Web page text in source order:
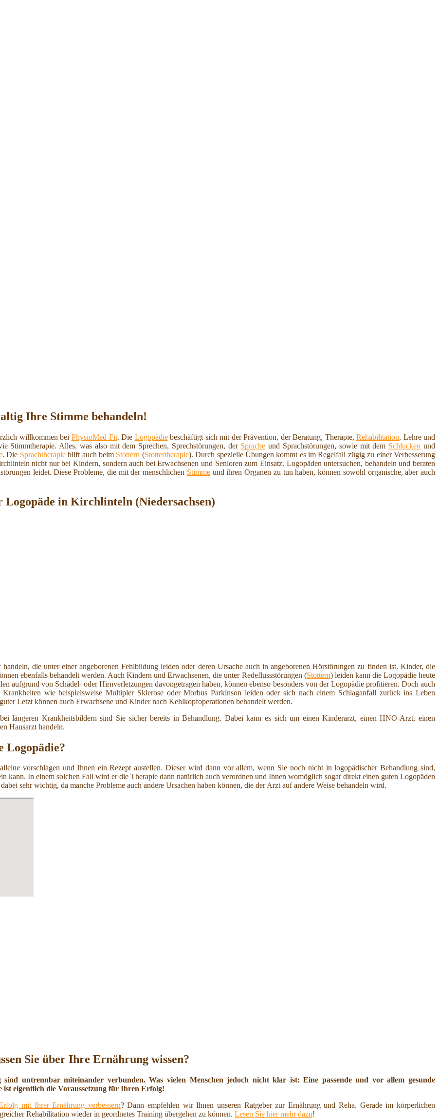
Ihre Stimme behandeln!
willkommen bei PhysioMed-Fit. Die Logopädiebeschäftigt sich mit der Prävention, der Beratung, Therapie, Rehabilitation, Lehre und
Stimmtherapie. Alles, was also mit dem Sprechen, Sprechstörungen, der Sprache und Sprachstörungen, sowie mit dem Schlucken und
. Die Sprachtherapiehilft auch beim Stottern (Stottertherapie). Durch spezielle Übungen kommt es im Regelfall zügig zu einer Verbesserung
nicht nur bei Kindern, sondern auch bei Erwachsenen und Senioren zum Einsatz. Logopäden untersuchen, behandeln und beraten
leidet. Diese Probleme, die mit der menschlichen Stimmeund ihren Organen zu tun haben, können sowohl organische, aber auch
in Kirchlinteln (Niedersachsen)
die unter einer angeborenen Fehlbildung leiden oder deren Ursache auch in angeborenen Hörstörungen zu finden ist. Kinder, die
ebenfalls behandelt werden. Auch Kindern und Erwachsenen, die unter Redeflussstörungen (Stottern) leiden kann die Logopädie heute
aufgrund von Schädel- oder Hirnverletzungen davongetragen haben, können ebenso besonders von der Logopädie profitieren. Doch auch
wie beispielsweise Multipler Sklerose oder Morbus Parkinson leiden oder sich nach einem Schlaganfall zurück ins Leben
Letzt können auch Erwachsene und Kinder nach Kehlkopfoperationen behandelt werden.
längeren Krankheitsbildern sind Sie sicher bereits in Behandlung. Dabei kann es sich um einen Kinderarzt, einen HNO-Arzt, einen
Hausarzt handeln.
Logopädie?
vorschlagen und Ihnen ein Rezept austellen. Dieser wird dann vor allem, wenn Sie noch nicht in logopädischer Behandlung sind,
kann. In einem solchen Fall wird er die Therapie dann natürlich auch verordnen und Ihnen womöglich sogar direkt einen guten Logopäden
sehr wichtig, da manche Probleme auch andere Ursachen haben können, die der Arzt auf andere Weise behandeln wird.
Sie über Ihre Ernährung wissen?
untrennbar miteinander verbunden. Was vielen Menschen jedoch nicht klar ist: Eine passende und vor allem gesunde
eigentlich die Voraussetzung für Ihren Erfolg!
mit Ihrer Ernährung verbessern? Dann empfehlen wir Ihnen unseren Ratgeber zur Ernährung und Reha. Gerade im körperlichen
Rehabilitation wieder in geordnetes Training übergehen zu können. Lesen Sie hier mehr dazu!